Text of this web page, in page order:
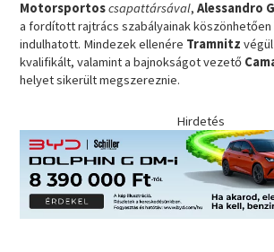
Motorsportoscsapattársával,Alessandro
a fordított rajtrács szabályainak köszönhetően
indulhatott. Mindezek ellenére Tramnitz
kvalifikált, valamint a bajnokságot vezető
helyet sikerült megszereznie.
Hirdetés